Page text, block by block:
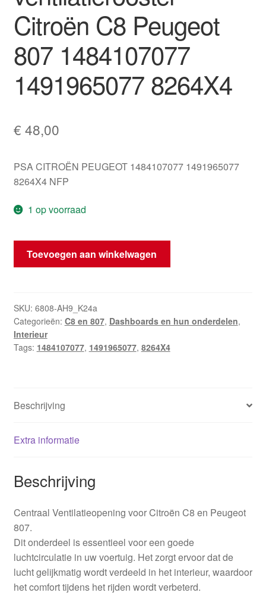
Citroën C8 Peugeot
807 1484107077
1491965077 8264X4
€ 48,00
PSA CITROËN PEUGEOT 1484107077 1491965077
8264X4 NFP
1 op voorraad
Centraal
ventilatierooster
Peugeot
807
1484107077
1491965077
Toevoegen aan winkelwagen
SKU: 6808-AH9_K24a
Categorieën: C8 en 807, Dashboards en hun onderdelen,
Interieur
Tags: 1484107077, 1491965077, 8264X4
Beschrijving
Extra informatie
Beschrijving
Centraal Ventilatieopening voor Citroën C8 en Peugeot
807.
Dit onderdeel is essentieel voor een goede
luchtcirculatie in uw voertuig. Het zorgt ervoor dat de
lucht gelijkmatig wordt verdeeld in het interieur, waardoor
het comfort tijdens het rijden wordt verbeterd.